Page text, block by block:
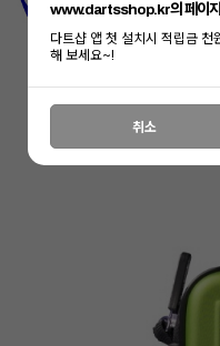
www.dartsshop.kr의 페이지
다트샵 앱 첫 설치시 적립금
해 보세요~!
취소